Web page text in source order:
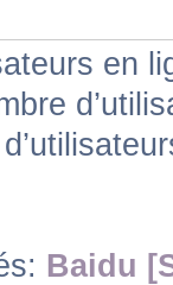
en
Baidu